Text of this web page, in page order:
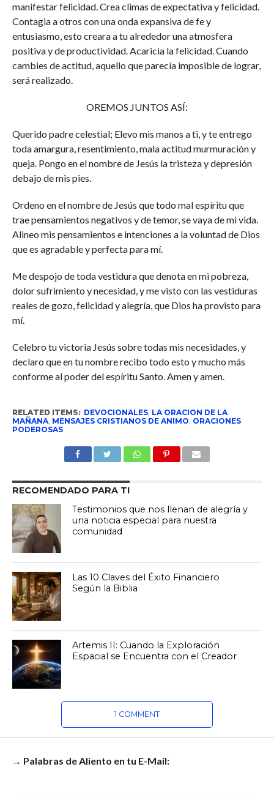
manifestar felicidad. Crea climas de expectativa y felicidad.
Contagia a otros con una onda expansiva de fe y
entusiasmo, esto creara a tu alrededor una atmosfera
positiva y de productividad. Acaricia la felicidad. Cuando
cambies de actitud, aquello que parecía imposible de lograr,
será realizado.
OREMOS JUNTOS ASÍ:
Querido padre celestial; Elevo mis manos a ti, y te entrego
toda amargura, resentimiento, mala actitud murmuración y
queja. Pongo en el nombre de Jesús la tristeza y depresión
debajo de mis pies.
Ordeno en el nombre de Jesús que todo mal espíritu que
trae pensamientos negativos y de temor, se vaya de mi vida.
Alineo mis pensamientos e intenciones a la voluntad de Dios
que es agradable y perfecta para mí.
Me despojo de toda vestidura que denota en mi pobreza,
dolor sufrimiento y necesidad, y me visto con las vestiduras
reales de gozo, felicidad y alegría, que Dios ha provisto para
mí.
Celebro tu victoria Jesús sobre todas mis necesidades, y
declaro que en tu nombre recibo todo esto y mucho más
conforme al poder del espíritu Santo. Amen y amen.
RELATED ITEMS: DEVOCIONALES, LA ORACION DE LA
MAÑANA, MENSAJES CRISTIANOS DE ANIMO, ORACIONES
PODEROSAS
RECOMENDADO PARA TI
Testimonios que nos llenan de alegría y
una noticia especial para nuestra
comunidad
Las 10 Claves del Éxito Financiero
Según la Biblia
Artemis II: Cuando la Exploración
Espacial se Encuentra con el Creador
1 COMMENT
→ Palabras de Aliento en tu E-Mail: